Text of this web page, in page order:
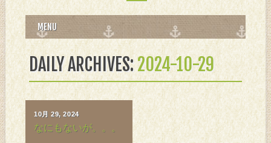
MAIN MENU
to
content
MENU
DAILY ARCHIVES:2024-10-29
10月 29, 2024
なにもないが。。。